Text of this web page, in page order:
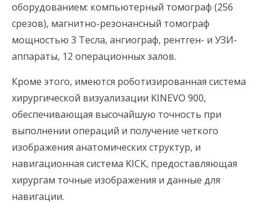
оборудованием: компьютерный томограф (256
срезов), магнитно-резонансный томограф
мощностью 3 Тесла, ангиограф, рентген- и УЗИ-
аппараты, 12 операционных залов.
Кроме этого, имеются роботизированная система
хирургической визуализации KINEVO 900,
обеспечивающая высочайшую точность при
выполнении операций и получение четкого
изображения анатомических структур, и
навигационная система KICK, предоставляющая
хирургам точные изображения и данные для
навигации.